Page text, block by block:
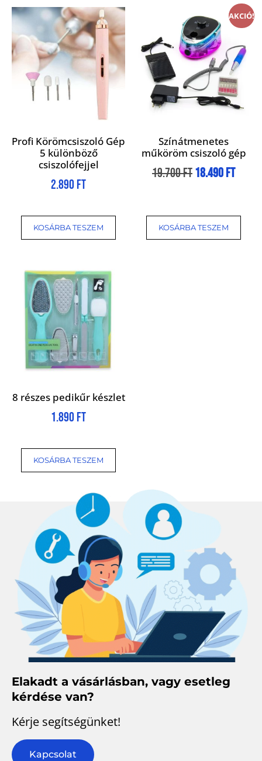
Profi Körömcsiszoló Gép
5 különböző
csiszolófejjel
2.890 Ft
KOSÁRBA TESZEM
AKCIÓ!
Színátmenetes
műköröm csiszoló gép
19.700Ft18.490Ft
KOSÁRBA TESZEM
8 részes pedikűr készlet
1.890 Ft
KOSÁRBA TESZEM
Elakadt a vásárlásban, vagy esetleg
kérdése van?
Kérje segítségünket!
Kapcsolat